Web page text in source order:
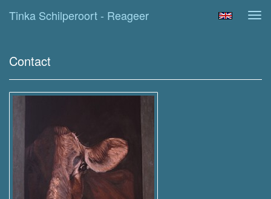
Tinka Schilperoort - Reageer
Contact